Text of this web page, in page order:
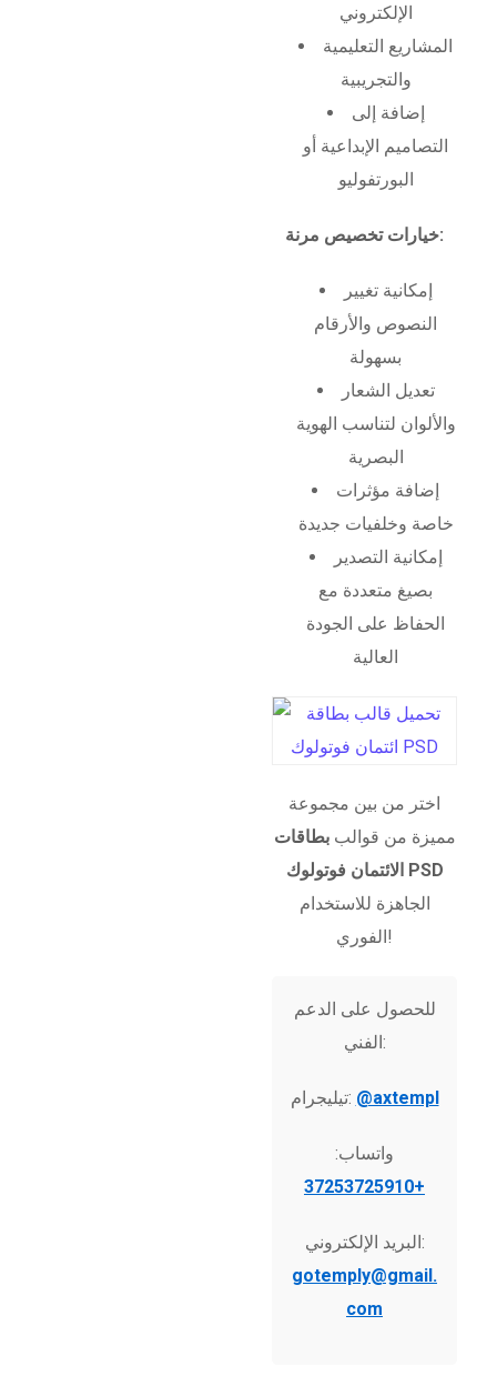
الإلكتروني
المشاريع التعليمية
والتجريبية
إضافة إلى
التصاميم الإبداعية أو
البورتفوليو
خيارات تخصيص مرنة:
إمكانية تغيير
النصوص والأرقام
بسهولة
تعديل الشعار
والألوان لتناسب الهوية
البصرية
إضافة مؤثرات
خاصة وخلفيات جديدة
إمكانية التصدير
بصيغ متعددة مع
الحفاظ على الجودة
العالية
اختر من بين مجموعة
مميزة من قوالببطاقات
الائتمان فوتولوك PSD
الجاهزة للاستخدام
الفوري!
للحصول على الدعم
الفني:
تيليجرام: @axtempl
واتساب:
+37253725910
البريد الإلكتروني:
gotemply@gmail.
com